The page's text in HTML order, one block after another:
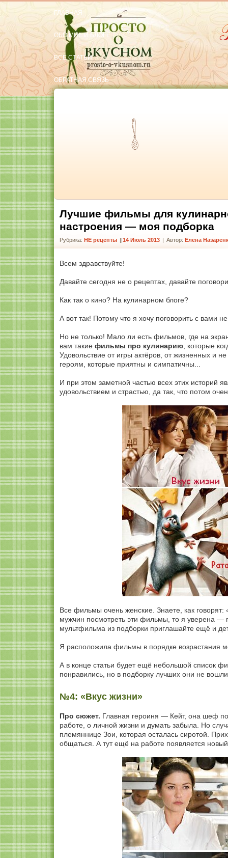
ГЛАВНАЯ
ОБО МНЕ И БЛОГЕ
ВСЕ СТАТЬИ
ОБРАТНАЯ СВЯЗЬ
Лучшие фильмы для
настроения — моя подборка
Рубрика: НЕ рецепты | 14 Июль 2013 | Автор: Елена
Всем здравствуйте!
Давайте сегодня не о рецептах, давайте
Как так о кино? На кулинарном блоге?
А вот так! Потому что я хочу поговорить с вами
Но не только! Мало ли есть фильмов, где на
вам такие фильмы про кулинарию , которые
Удовольствие от игры актёров, от жизненных и
героям, которые приятны и симпатичны...
И при этом заметной частью всех этих историй
удовольствием и страстью, да так, что потом
Все фильмы очень женские. Знаете, как
мужчин посмотреть эти фильмы, то я уверена —
мультфильма из подборки приглашайте ещё и
Я расположила фильмы в порядке
А в конце статьи будет ещё небольшой список
понравились, но в подборку лучших они не
№4: «Вкус жизни»
Про сюжет. Главная героиня — Кейт, она шеф
работе, о личной жизни и думать забыла. Но
племяннице Зои, которая осталась сиротой.
общаться. А тут ещё на работе появляется